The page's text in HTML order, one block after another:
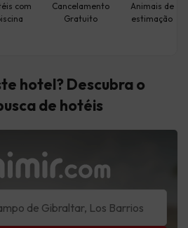
com
Cancelamento
Gratuito
Animais de
estimação
hotel? Descubra o
de hotéis